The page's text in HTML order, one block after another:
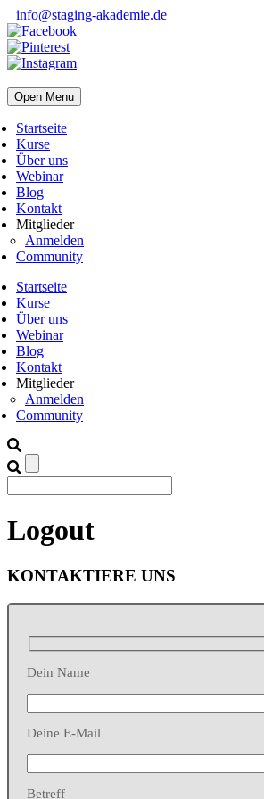
info@staging-akademie.de
Open Menu
Startseite
Kurse
Über uns
Webinar
Blog
Kontakt
Mitglieder
Anmelden
Community
Startseite
Kurse
Über uns
Webinar
Blog
Kontakt
Mitglieder
Anmelden
Community
Logout
KONTAKTIERE UNS
Dein Name
Deine E-Mail
Betreff